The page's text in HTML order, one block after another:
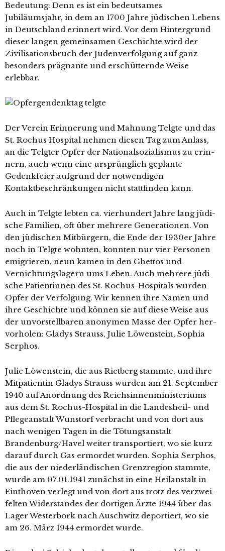
Bedeutung: Denn es ist ein bedeut­sa­mes
Jubiläumsjahr, in dem an 1700 Jahre jüdi­schen Lebens
in Deutschland erin­nert wird. Vor dem Hintergrund
die­ser lan­gen gemein­sa­men Geschichte wird der
Zivilisationsbruch der Judenverfolgung auf ganz
beson­ders prä­gnan­te und erschüt­tern­de Weise
erlebbar.
Der Verein Erinnerung und Mahnung Telgte und das
St. Rochus Hospital neh­men die­sen Tag zum Anlass,
an die Telgter Opfer der Nationalsozialismus zu erin­
nern, auch wenn eine ursprüng­lich geplan­te
Gedenkfeier auf­grund der not­wen­di­gen
Kontaktbeschränkungen nicht statt­fin­den kann.
Auch in Telgte leb­ten ca. vier­hun­dert Jahre lang jüdi­
sche Familien, oft über meh­re­re Generationen. Von
den jüdi­schen Mitbürgern, die Ende der 1930er Jahre
noch in Telgte wohn­ten, konn­ten nur vier Personen
emi­grie­ren, neun kamen in den Ghettos und
Vernichtungslagern ums Leben. Auch meh­re­re jüdi­
sche Patientinnen des St. Rochus-Hospitals wur­den
Opfer der Verfolgung. Wir ken­nen ihre Namen und
ihre Geschichte und kön­nen sie auf die­se Weise aus
der unvor­stell­ba­ren anony­men Masse der Opfer her­
vor­ho­len: Gladys Strauss, Julie Löwenstein, Sophia
Serphos.
Julie Löwenstein, die aus Rietberg stamm­te, und ihre
Mitpatientin Gladys Strauss wur­den am 21. September
1940 auf Anordnung des Reichsinnenministeriums
aus dem St. Rochus-Hospital in die Landesheil- und
Pflegeanstalt Wunstorf ver­bracht und von dort aus
nach weni­gen Tagen in die Tötungsanstalt
Brandenburg/Havel wei­ter trans­por­tiert, wo sie kurz
dar­auf durch Gas ermor­det wur­den. Sophia Serphos,
die aus der nie­der­län­di­schen Grenzregion stamm­te,
wur­de am 07.01.1941 zunächst in eine Heilanstalt in
Einthoven ver­legt und von dort aus trotz des ver­zwei­
fel­ten Widerstandes der dor­ti­gen Ärzte 1944 über das
Lager Westerbork nach Auschwitz depor­tiert, wo sie
am 26. März 1944 ermor­det wurde.